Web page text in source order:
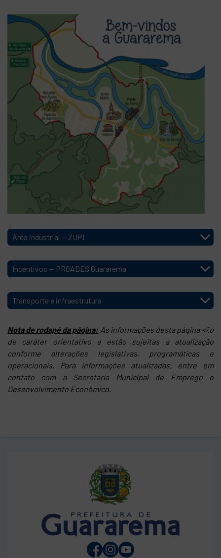
Área industrial — ZUPI
Incentivos — PROADES Guararema
Transporte e infraestrutura
Nota de rodapé da página: As informações desta página são
de caráter orientativo e estão sujeitas a atualização
conforme alterações legislativas, programáticas e
operacionais. Para informações atualizadas, entre em
contato com a Secretaria Municipal de Emprego e
Desenvolvimento Econômico.